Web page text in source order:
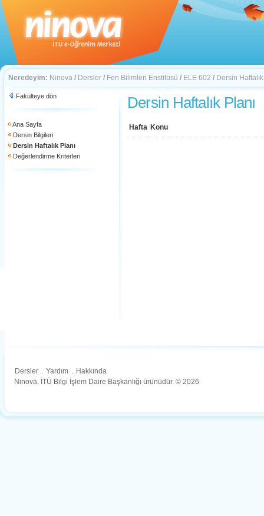
Neredeyim: Ninova / Dersler / Fen Bilimleri Enstitüsü / ELE 602 / Dersin
Fakülteye dön
Ana Sayfa
Dersin Bilgileri
Dersin Haftalık Planı
Değerlendirme Kriterleri
Dersin Haftalık Planı
Hafta Konu
Dersler . Yardım . Hakkında
Ninova, İTÜ Bilgi İşlem Daire Başkanlığı ürünüdür. © 2026